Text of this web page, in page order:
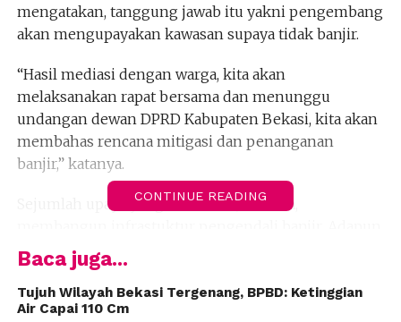
mengatakan, tanggung jawab itu yakni pengembang
akan mengupayakan kawasan supaya tidak banjir.
“Hasil mediasi dengan warga, kita akan
melaksanakan rapat bersama dan menunggu
undangan dewan DPRD Kabupaten Bekasi, kita akan
membahas rencana mitigasi dan penanganan
banjir,” katanya.
Sejumlah upaya yang dilakukan, kata dia,
pihaknya juga akan berkoordinasi dengan
pemerintah terkait normalisasi kali.
Air dari kali meluber masuk ke dalam permukiman
CONTINUE READING
Baca juga...
Tujuh Wilayah Bekasi Tergenang, BPBD: Ketinggian
Air Capai 110 Cm